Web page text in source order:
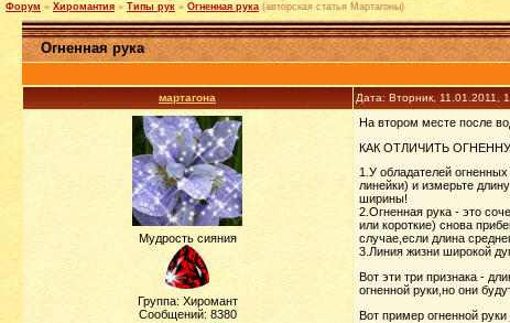
Форум » Хиромантия » Типы рук » Огненная рука (авторская статья Мартагоны)
Огненная рука
мартагона Дата: Вторник, 11.01.2011,
Мудрость сияния
Группа: Хиромант
Сообщений: 8380
На втором месте после
КАК ОТЛИЧИТЬ
1.У обладателей
линейки) и измерьте
ширины!
2.Огненная рука - это
или короткие) снова
случае,если длина
3.Линия жизни широкой
Вот эти три признака -
огненной руки,но они
Вот пример огненной руки